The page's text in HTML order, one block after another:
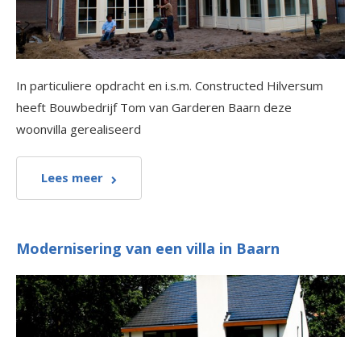
In particuliere opdracht en i.s.m. Constructed Hilversum
heeft Bouwbedrijf Tom van Garderen Baarn deze
woonvilla gerealiseerd
Lees meer
Modernisering van een villa in Baarn